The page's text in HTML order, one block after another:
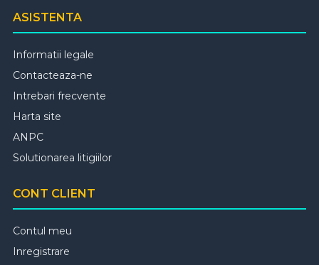
ASISTENTA
Informatii legale
Contacteaza-ne
Intrebari frecvente
Harta site
ANPC
Solutionarea litigiilor
CONT CLIENT
Contul meu
Inregistrare